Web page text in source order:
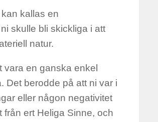
kallas en
skulle bli skickliga i att
natur.
en ganska enkel
Det berodde på att ni var i
eller någon negativitet
ert Heliga Sinne, och